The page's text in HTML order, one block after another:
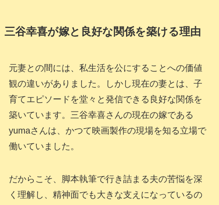
三谷幸喜が嫁と良好な関係を築ける理由
元妻との間には、私生活を公にすることへの価値
観の違いがありました。しかし現在の妻とは、子
育てエピソードを堂々と発信できる良好な関係を
築いています。三谷幸喜さんの現在の嫁である
yumaさんは、かつて映画製作の現場を知る立場で
働いていました。
だからこそ、脚本執筆で行き詰まる夫の苦悩を深
く理解し、精神面でも大きな支えになっているの